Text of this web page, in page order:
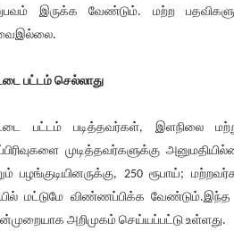
இருக்க வேண்டும். மற்ற
பட்டம் செல்லாது
பட்டம் படித்தவர்கள், இளநிலை
முடித்தவர்களுக்கு
பழங்குடியினருக்கு, 250 ரூபாய்;
மட்டுமே விண்ணப்பிக்க
அறிமுகம் செய்யப்பட்டு உள்ளது.